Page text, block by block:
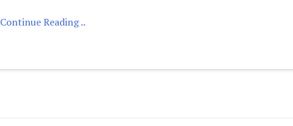
Continue Reading ..